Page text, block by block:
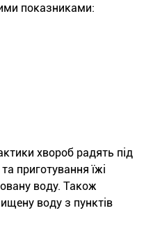
показниками:
хвороб радять під
приготування їжі
воду. Також
воду з пунктів